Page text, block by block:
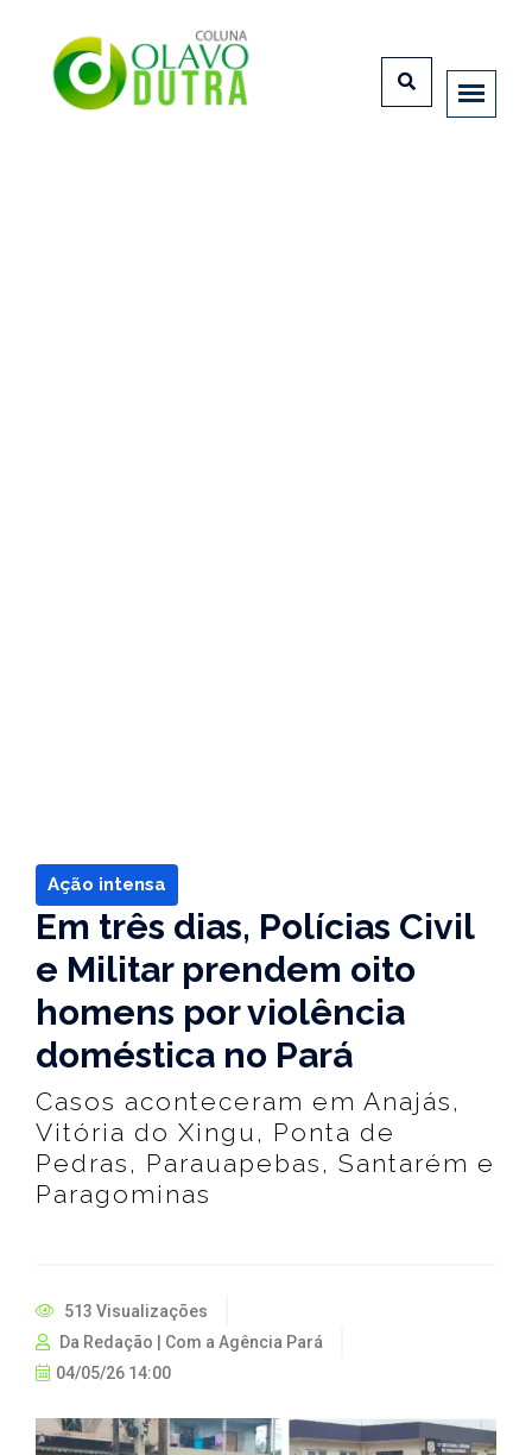
Ação intensa
Em três dias, Polícias Civil
e Militar prendem oito
homens por violência
doméstica no Pará
Casos aconteceram em Anajás,
Vitória do Xingu, Ponta de
Pedras, Parauapebas, Santarém e
Paragominas
513 Visualizações
Da Redação | Com a Agência Pará
04/05/26 14:00